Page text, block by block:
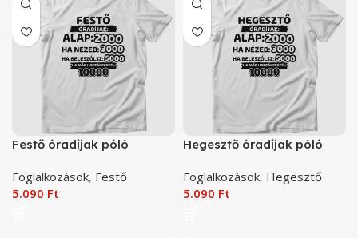
Festő óradíjak póló
Foglalkozások, Festő
5.090 Ft
Hegesztő óradíjak póló
Foglalkozások, Hegesztő
5.090 Ft